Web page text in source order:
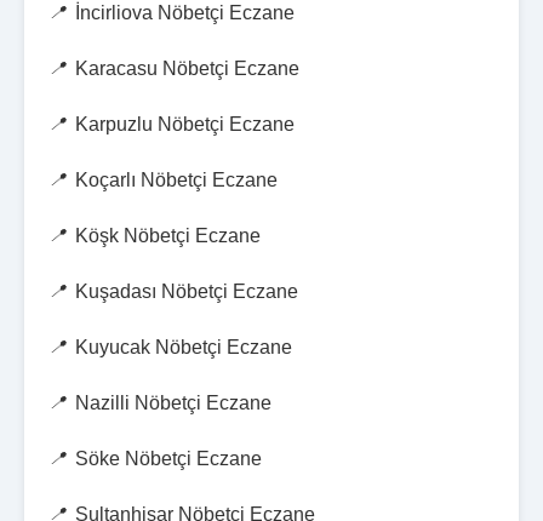
İncirliova Nöbetçi Eczane
Karacasu Nöbetçi Eczane
Karpuzlu Nöbetçi Eczane
Koçarlı Nöbetçi Eczane
Köşk Nöbetçi Eczane
Kuşadası Nöbetçi Eczane
Kuyucak Nöbetçi Eczane
Nazilli Nöbetçi Eczane
Söke Nöbetçi Eczane
Sultanhisar Nöbetçi Eczane